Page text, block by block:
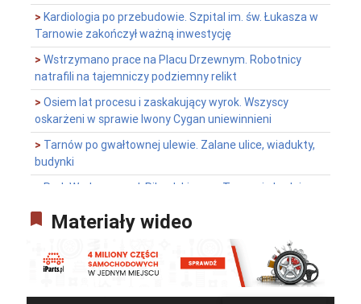
> Kardiologia po przebudowie. Szpital im. św. Łukasza w
Tarnowie zakończył ważną inwestycję
> Wstrzymano prace na Placu Drzewnym. Robotnicy
natrafili na tajemniczy podziemny relikt
> Osiem lat procesu i zaskakujący wyrok. Wszyscy
oskarżeni w sprawie Iwony Cygan uniewinnieni
> Tarnów po gwałtownej ulewie. Zalane ulice, wiadukty,
budynki
Park Wodny przy ul. Piłsudskiego w Tarnowie będzie
>
Pomysł na weekend
>Wojewódzkie obchody Święta Policji w Tarnowie. Były
awanse, odznaczenia i ślubowanie
>Wypadł z balkonu na czwartym piętrze. Nie żyje 32-
bookmark Materiały wideo